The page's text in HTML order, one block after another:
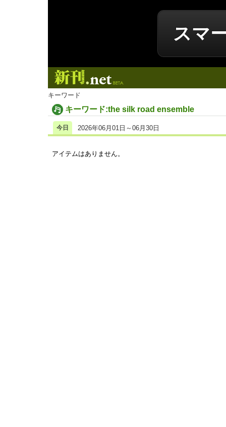
スマ
キーワード
キーワード:the silk road ensemble
今日 2026年06月01日～06月30日
アイテムはありません。